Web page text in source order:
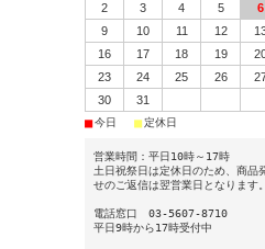
2
3 4 5 6
9
10 11 12
16
17 18 19
23
24 25 26
30
31
■今日 ■定休日
営業時間：平日10時～17時
土日祝祭日は定休日のため、商品
せのご返信は翌営業日となります。
電話窓口 03-5607-8710
平日9時から17時受付中